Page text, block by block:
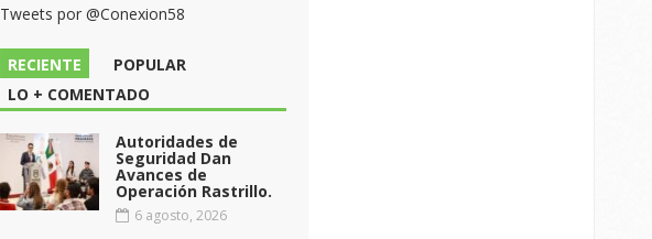
Tweets por @Conexion58
RECIENTE
POPULAR
LO + COMENTADO
Autoridades de
Seguridad Dan
Avances de
Operación Rastrillo.
6 agosto, 2026